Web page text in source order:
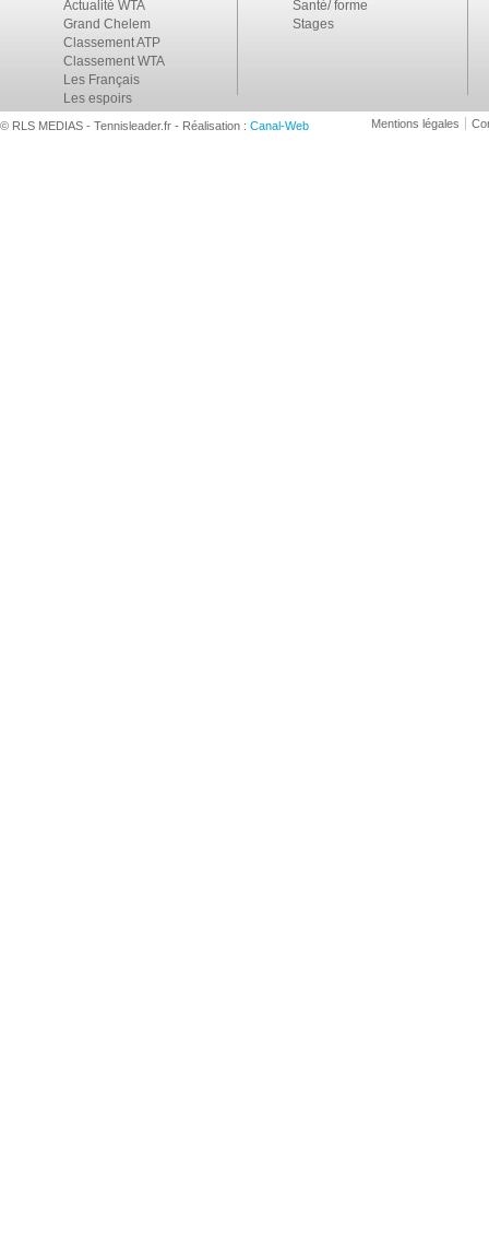
Actualité WTA
Grand Chelem
Classement ATP
Classement WTA
Les Français
Les espoirs
Santé/ forme
Stages
© RLS MEDIAS - Tennisleader.fr - Réalisation : Canal-Web Mentions légales